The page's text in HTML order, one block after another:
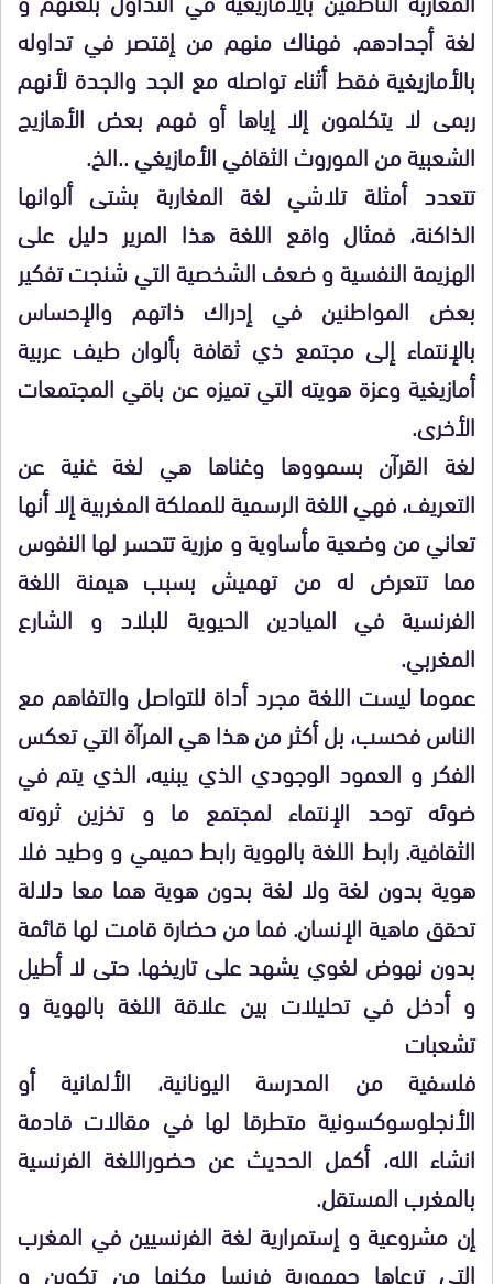
لغة أجدادهم. فهناك منهم من إقتصر في تداوله
بالأمازيغية فقط أثناء تواصله مع الجد والجدة لأنهم
ربمى لا يتكلمون إلا إياها أو فهم بعض الأهازيج
الشعبية من الموروث الثقافي الأمازيغي ..الخ.
تتعدد أمثلة تلاشي لغة المغاربة بشتى ألوانها
الذاكنة، فمثال واقع اللغة هذا المرير دليل على
الهزيمة النفسية و ضعف الشخصية التي شنجت تفكير
بعض المواطنين في إدراك ذاتهم والإحساس
بالإنتماء إلى مجتمع ذي ثقافة بألوان طيف عربية
أمازيغية وعزة هويته التي تميزه عن باقي المجتمعات
الأخرى.
لغة القرآن بسمووها وغناها هي لغة غنية عن
التعريف، فهي اللغة الرسمية للمملكة المغربية إلا أنها
تعاني من وضعية مأساوية و مزرية تتحسر لها النفوس
مما تتعرض له من تهميش بسبب هيمنة اللغة
الفرنسية في الميادين الحيوية للبلاد و الشارع
المغربي.
عموما ليست اللغة مجرد أداة للتواصل والتفاهم مع
الناس فحسب، بل أكثر من هذا هي المرآة التي تعكس
الفكر و العمود الوجودي الذي يبنيه، الذي يتم في
ضوئه توحد الإنتماء لمجتمع ما و تخزين ثروته
الثقافية. رابط اللغة بالهوية رابط حميمي و وطيد فلا
هوية بدون لغة ولا لغة بدون هوية هما معا دلالة
تحقق ماهية الإنسان. فما من حضارة قامت لها قائمة
بدون نهوض لغوي يشهد على تاريخها. حتى لا أطيل
و أدخل في تحليلات بين علاقة اللغة بالهوية و
تشعبات
فلسفية من المدرسة اليونانية، الألمانية أو
الأنجلوسوكسونية متطرقا لها في مقالات قادمة
انشاء الله، أكمل الحديث عن حضوراللغة الفرنسية
بالمغرب المستقل.
إن مشروعية و إستمرارية لغة الفرنسيين في المغرب
التي ترعاها جمهورية فرنسا مكنها من تكوين و